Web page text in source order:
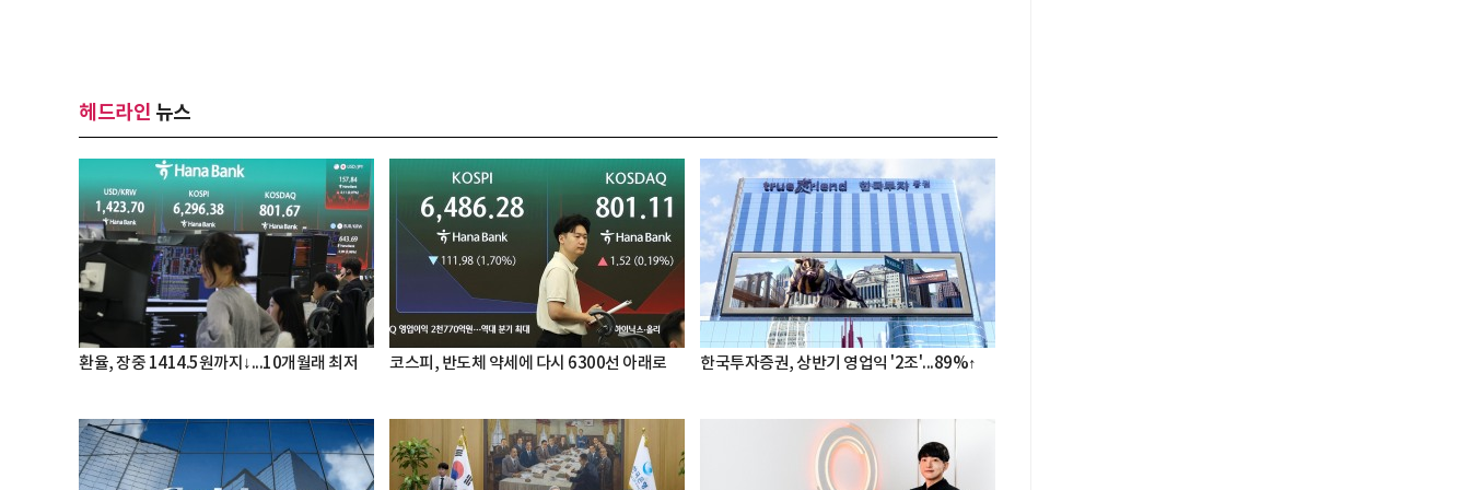
헤드라인 뉴스
환율, 장중 1414.5원까지↓...10개월래 최저 코스피, 반도체 약세에 다시 6300선 아래로 한국투자증권, 상반기 영업익 '2조'...89%↑